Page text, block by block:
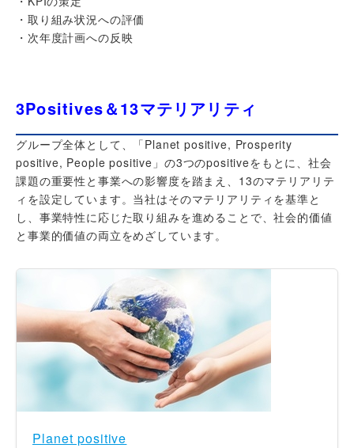
・取り組み状況への評価
・次年度計画への反映
3Positives＆13マテリアリティ
グループ全体として、「Planet positive, Prosperity
positive, People positive」の3つのpositiveをもとに、社会
課題の重要性と事業への影響度を踏まえ、13のマテリアリテ
ィを設定しています。当社はそのマテリアリティを基準と
し、事業特性に応じた取り組みを進めることで、社会的価値
と事業的価値の両立をめざしています。
Planet positive